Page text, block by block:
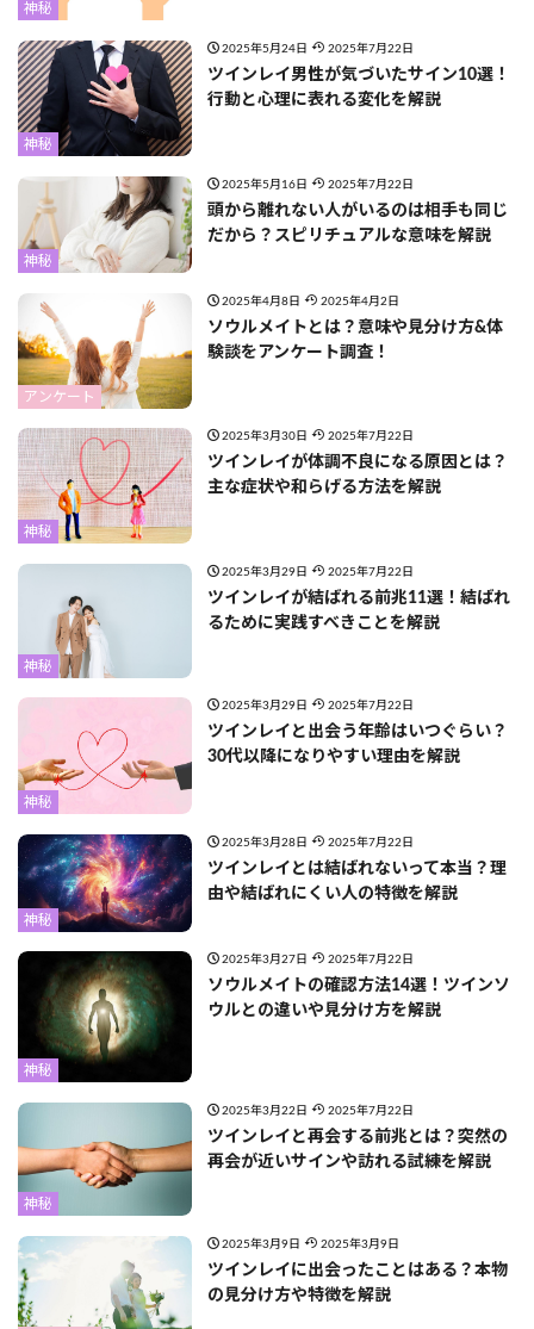
神秘
神秘
2025年5月24日 2025年7月22日
ツインレイ男性が気づいたサイン10選！
行動と心理に表れる変化を解説
神秘
2025年5月16日 2025年7月22日
頭から離れない人がいるのは相手も同じ
だから？スピリチュアルな意味を解説
アンケート
2025年4月8日 2025年4月2日
ソウルメイトとは？意味や見分け方&体
験談をアンケート調査！
神秘
2025年3月30日 2025年7月22日
ツインレイが体調不良になる原因とは？
主な症状や和らげる方法を解説
神秘
2025年3月29日 2025年7月22日
ツインレイが結ばれる前兆11選！結ばれ
るために実践すべきことを解説
神秘
2025年3月29日 2025年7月22日
ツインレイと出会う年齢はいつぐらい？
30代以降になりやすい理由を解説
神秘
2025年3月28日 2025年7月22日
ツインレイとは結ばれないって本当？理
由や結ばれにくい人の特徴を解説
神秘
2025年3月27日 2025年7月22日
ソウルメイトの確認方法14選！ツインソ
ウルとの違いや見分け方を解説
神秘
2025年3月22日 2025年7月22日
ツインレイと再会する前兆とは？突然の
再会が近いサインや訪れる試練を解説
2025年3月9日 2025年3月9日
ツインレイに出会ったことはある？本物
の見分け方や特徴を解説